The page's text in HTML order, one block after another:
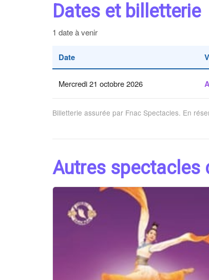
Dates et billetterie
1 date à venir
Date
Mercredi 21 octobre 2026
Billetterie assurée par Fnac Spectacles. En
Autres spectacles